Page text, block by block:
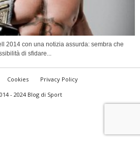
2014 con una notizia assurda: sembra che
di sfidare...
Cookies
Privacy Policy
- 2024 Blog di Sport